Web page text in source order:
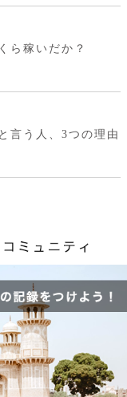
ら稼いだか？
言う人、3つの理由